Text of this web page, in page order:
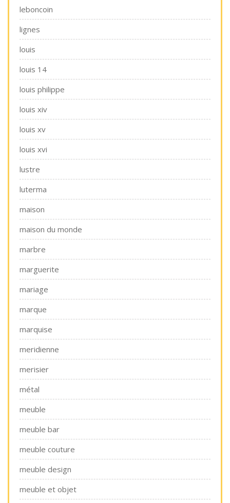
leboncoin
lignes
louis
louis 14
louis philippe
louis xiv
louis xv
louis xvi
lustre
luterma
maison
maison du monde
marbre
marguerite
mariage
marque
marquise
meridienne
merisier
métal
meuble
meuble bar
meuble couture
meuble design
meuble et objet